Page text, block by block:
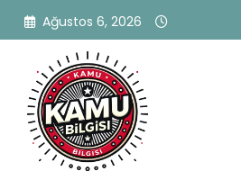
İçeriğe
atla
Ağustos 6, 2026